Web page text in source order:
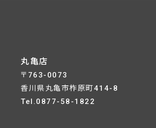
丸亀店
〒763-0073
香川県丸亀市柞原町414-8
Tel.0877-58-1822